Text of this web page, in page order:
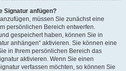
Signatur anfügen?
müssen Sie zunächst eine
persönlichen Bereich entwerfen.
gespeichert haben, können Sie in
anhängen“ aktivieren. Sie können eine
in Ihrem persönlichen Bereich das
aktivieren. Wenn Sie einen
verfassen möchten, so können Sie